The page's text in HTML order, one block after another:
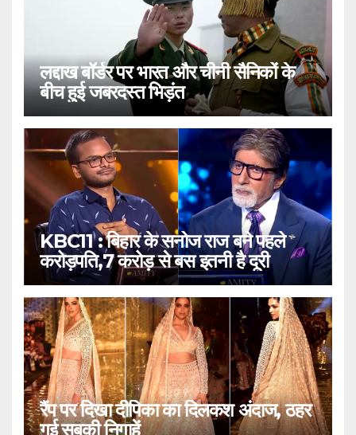
लद्दाख बॉर्डर पर भारत और चीनी सैनिकों के
बीच हुई जबरदस्त भिड़ंत
KBC11 : बिहार के सनोज राज बने पहले
करोड़पति,7 करोड़ से बस इतनी है दूरी
रैंप पर दिखा दीपिका का दिलकश अंदाज, ठहर
गई सबकी निगाहें